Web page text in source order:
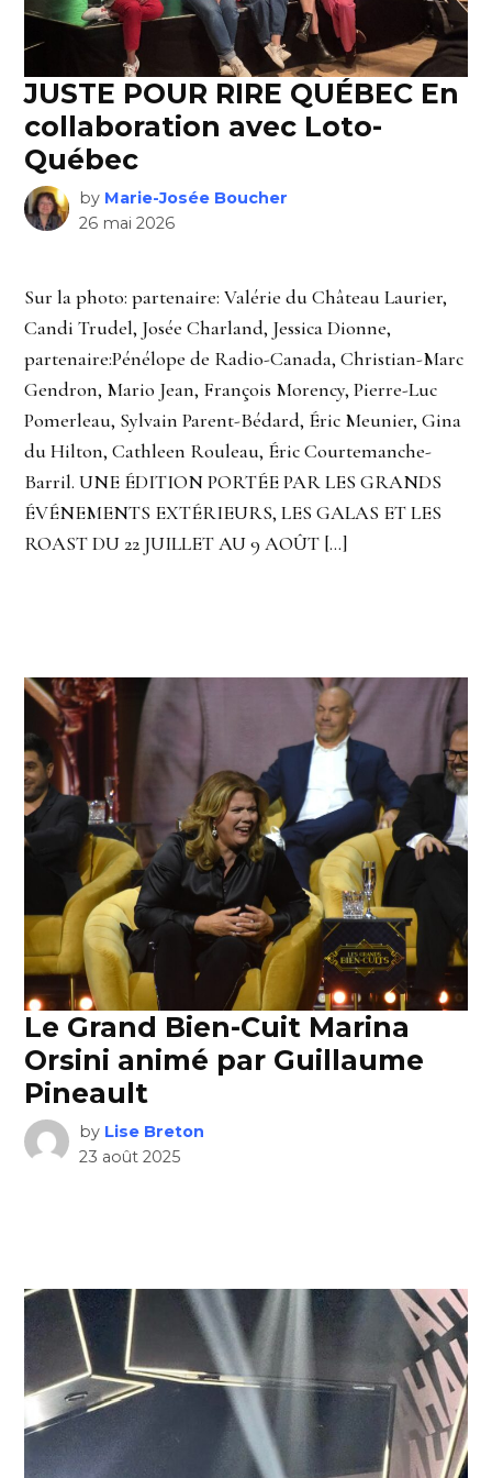
JUSTE POUR RIRE QUÉBEC En
collaboration avec Loto-
Québec
by Marie-Josée Boucher
26 mai 2026
Sur la photo: partenaire: Valérie du Château Laurier,
Candi Trudel, Josée Charland, Jessica Dionne,
partenaire:Pénélope de Radio-Canada, Christian-Marc
Gendron, Mario Jean, François Morency, Pierre-Luc
Pomerleau, Sylvain Parent-Bédard, Éric Meunier, Gina
du Hilton, Cathleen Rouleau, Éric Courtemanche-
Barril. UNE ÉDITION PORTÉE PAR LES GRANDS
ÉVÉNEMENTS EXTÉRIEURS, LES GALAS ET LES
ROAST DU 22 JUILLET AU 9 AOÛT […]
Le Grand Bien-Cuit Marina
Orsini animé par Guillaume
Pineault
by Lise Breton
23 août 2025